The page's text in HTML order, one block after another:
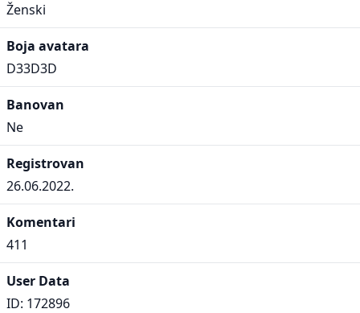
Ženski
Boja avatara
D33D3D
Banovan
Ne
Registrovan
26.06.2022.
Komentari
411
User Data
ID: 172896